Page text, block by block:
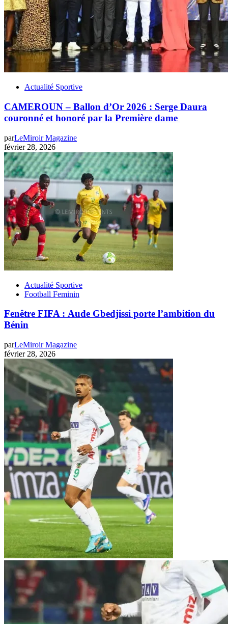
Actualité Sportive
CAMEROUN – Ballon d’Or 2026 : Serge Daura
couronné et honoré par la Première dame
parLeMiroir Magazine
février 28, 2026
Actualité Sportive
Football Feminin
Fenêtre FIFA : Aude Gbedjissi porte l’ambition du
Bénin
parLeMiroir Magazine
février 28, 2026